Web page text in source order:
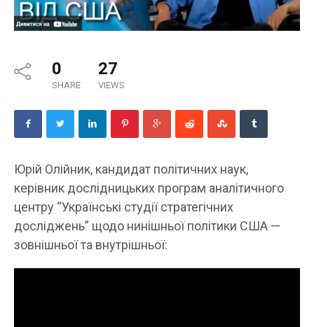
0
SHARE
27
VIEWS
Юрій Олійник, кандидат політичних наук,
керівник дослідницьких програм аналітичного
центру “Українські студії стратегічних
досліджень” щодо нинішньої політики США —
зовнішньої та внутрішньої: